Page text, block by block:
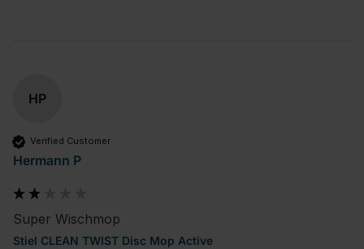
HP
Verified Customer
Hermann P
Super Wischmop
Stiel CLEAN TWIST Disc Mop Active